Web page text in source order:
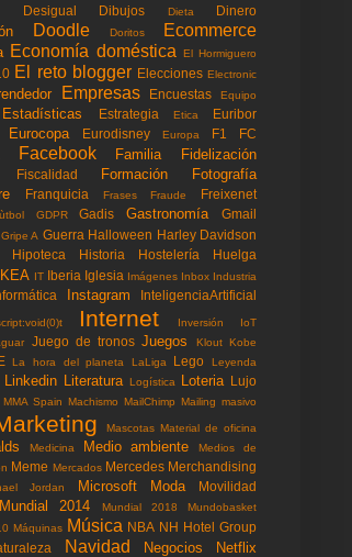
Desigual Dibujos Dieta Dinero
Doodle Doritos Ecommerce
Economía doméstica El Hormiguero
El reto blogger Elecciones Electronic
Empresas Encuestas Equipo
Estadísticas Estrategia Etica Euribor
Eurocopa Eurodisney Europa F1
FC
Facebook Familia Fidelización
Fiscalidad Formación
Fotografía
Franquicia Frases Fraude Freixenet
GDPR Gadis Gastronomía Gmail
Gripe A Guerra Halloween Harley Davidson
Hipoteca Historia Hostelería Huelga
IKEA IT Iberia Iglesia Imágenes Inbox Industria
Instagram InteligenciaArtificial
Internet Inversión IoT
Juego de tronos Juegos Klout Kobe
La hora del planeta LaLiga Lego Leyenda
Linkedin Literatura Logística Loteria Lujo
MMA Spain Machismo MailChimp Mailing masivo
Mascotas Material de oficina
Medicina Medio ambiente
Medios de
Meme Mercados Mercedes Merchandising
Jordan Microsoft Moda
Movilidad
Mundial 2014 Mundial 2018
Mundobasket
Máquinas Música NBA NH Hotel Group
Navidad Negocios Netflix